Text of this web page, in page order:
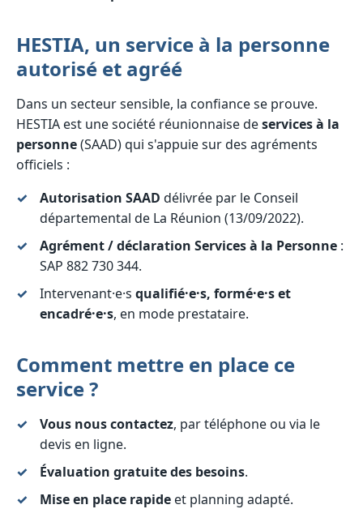
HESTIA, un service à la personne
autorisé et agréé
Dans un secteur sensible, la confiance se prouve.
HESTIA est une société réunionnaise deservices à la
personne(SAAD) qui s'appuie sur des agréments
officiels :
Autorisation SAAD délivrée par le Conseil
départemental de La Réunion (13/09/2022).
Agrément / déclaration Services à la Personne:
SAP 882 730 344.
Intervenant·e·s qualifié·e·s, formé·e·s et
encadré·e·s, en mode prestataire.
Comment mettre en place ce
service ?
Vous nous contactez, par téléphone ou via le
devis en ligne.
Évaluation gratuite des besoins.
Mise en place rapideet planning adapté.